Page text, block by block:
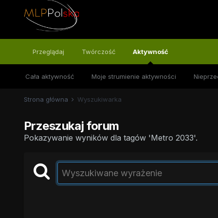
Przeglądaj Twórczość Aktywność
Cała aktywność Moje strumienie aktywności
Strona główna Wyszukiwarka
Przeszukaj forum
Pokazywanie wyników dla tagów 'Metro 2033'.